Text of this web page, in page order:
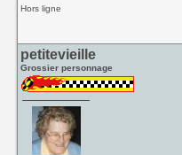
Hors ligne
petitevieille
Grossier personnage